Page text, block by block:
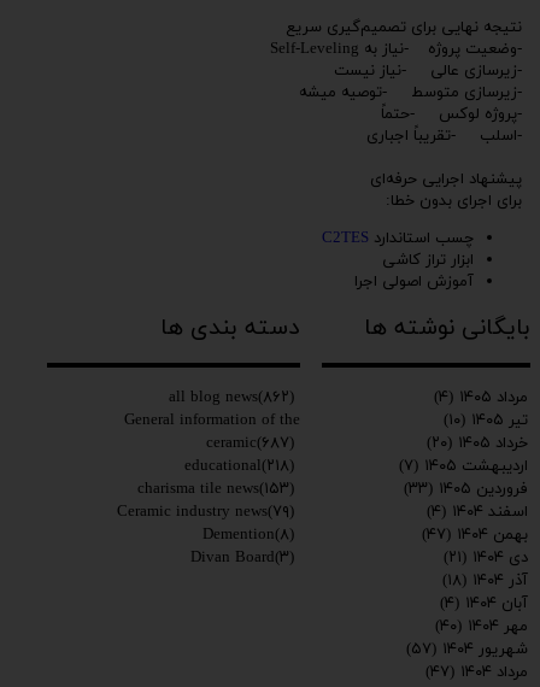
نتیجه نهایی برای تصمیم‌گیری سریع
-وضعیت پروژه -نیاز به Self-Leveling
-زیرسازی عالی -نیاز نیست
-زیرسازی متوسط -توصیه میشه
-پروژه لوکس -حتماً
-اسلب -تقریباً اجباری
پیشنهاد اجرایی حرفه‌ای
برای اجرای بدون خطا:
چسب استاندارد C2TES
ابزار تراز کاشی
آموزش اصولی اجرا
همه این‌ها در Charisma Tile قابل تأمین است.
۰۲۱۹۱۰۹۳۶۱۴
بایگانی نوشته ها دسته بندی ها
all blog news(۸۶۲)
General information of the
ceramic(۶۸۷)
educational(۲۱۸)
charisma tile news(۱۵۳)
Ceramic industry news(۷۹)
Demention(۸)
Divan Board(۳)
مرداد ۱۴۰۵
(۴)
تیر ۱۴۰۵
(۱۰)
خرداد ۱۴۰۵
(۲۰)
اردیبهشت ۱۴۰۵
(۷)
فروردین ۱۴۰۵
(۳۳)
اسفند ۱۴۰۴
(۴)
بهمن ۱۴۰۴
(۴۷)
دی ۱۴۰۴
(۲۱)
آذر ۱۴۰۴
(۱۸)
آبان ۱۴۰۴
(۴)
مهر ۱۴۰۴
(۴۰)
شهریور ۱۴۰۴
(۵۷)
مرداد ۱۴۰۴
(۴۷)